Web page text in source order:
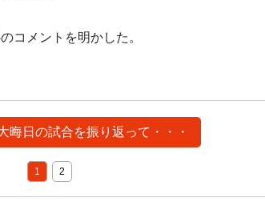
コメントを明かした。
晦日の試合を振り返って・・・
1 2